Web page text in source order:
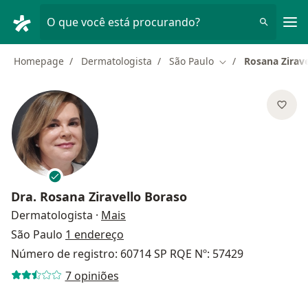
O que você está procurando?
Homepage Dermatologista São Paulo Mudar de cidade
Rosana
Dra. Rosana Ziravello Boraso
Dermatologista · Mais
São Paulo 1 endereço
Número de registro: 60714 SP RQE Nº: 57429
7 opiniões